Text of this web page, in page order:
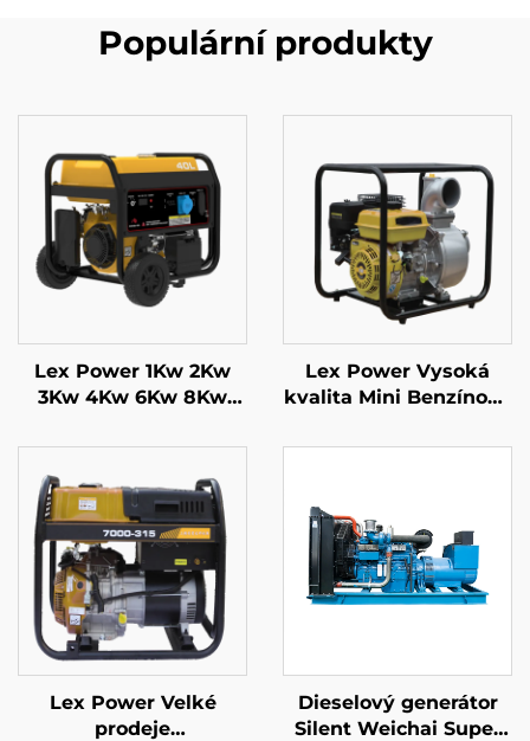
Populární produkty
Lex Power 1Kw 2Kw
3Kw 4Kw 6Kw 8Kw
generátor Silent
Lex Power Vysoká
kvalita Mini Benzínová
na farmě pro
Lex Power Velké
prodeje
Dieselový generátor
Silent Weichai Super